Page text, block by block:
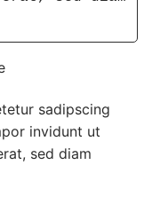
sadipscing
invidunt ut
sed diam